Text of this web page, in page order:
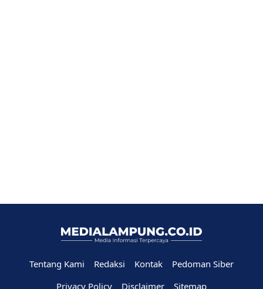
Tentang Kami Redaksi Kontak
Pedoman Siber
Privacy Policy
Disclaimer Sitemap